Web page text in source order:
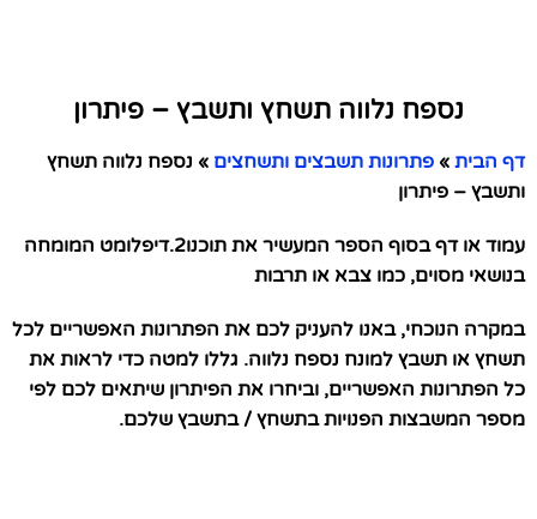
נספח נלווה תשחץ ותשבץ – פיתרון
דף הבית » פתרונות תשבצים ותשחצים » נספח נלווה תשחץ
ותשבץ – פיתרון
עמוד או דף בסוף הספר המעשיר את תוכנו2.דיפלומט המומחה
בנושאי מסוים, כמו צבא או תרבות
במקרה הנוכחי, באנו להעניק לכם את הפתרונות האפשריים לכל
תשחץ או תשבץ למונח נספח נלווה. גללו למטה כדי לראות את
כל הפתרונות האפשריים, וביחרו את הפיתרון שיתאים לכם לפי
מספר המשבצות הפנויות בתשחץ / בתשבץ שלכם.